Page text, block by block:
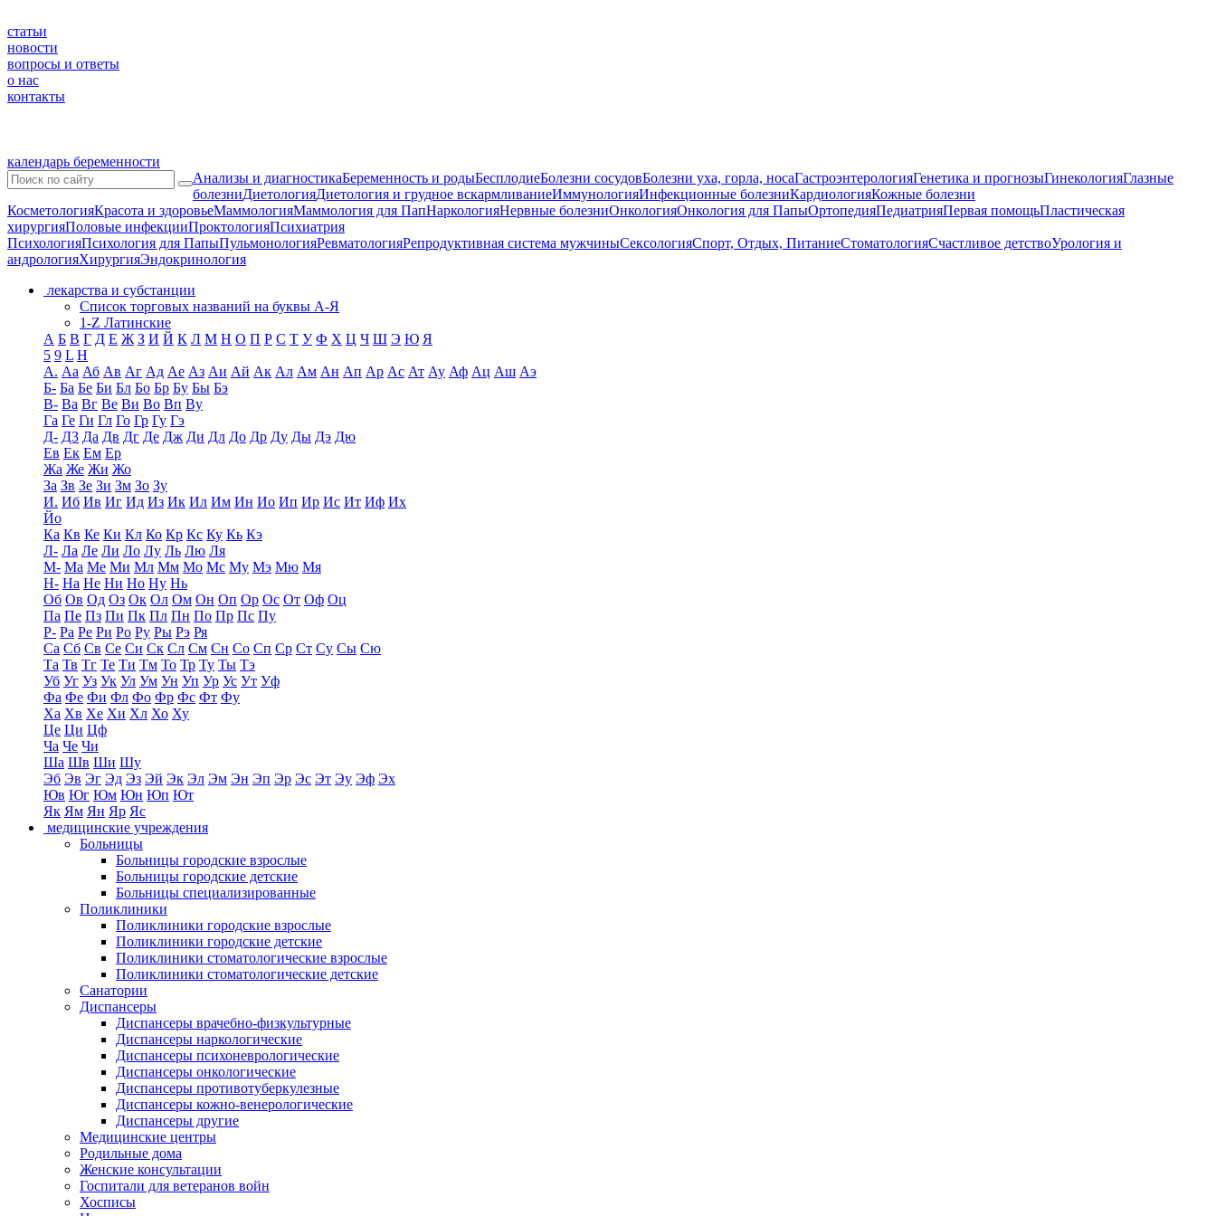
статьи
новости
вопросы и ответы
о нас
контакты
календарь беременности
Анализы и диагностикаБеременность и родыБесплодиеБолезни сосудовБолезни уха, горла, носаГастроэнтерологияГенетика и прогнозыГинекологияГлазные
болезниДиетологияДиетология и грудное вскармливаниеИммунологияИнфекционные болезниКардиологияКожные болезни
КосметологияКрасота и здоровьеМаммологияМаммология для ПапНаркологияНервные болезниОнкологияОнкология для ПапыОртопедияПедиатрияПервая помощьПластическая
хирургияПоловые инфекцииПроктологияПсихиатрия
ПсихологияПсихология для ПапыПульмонологияРевматологияРепродуктивная система мужчиныСексологияСпорт, Отдых, ПитаниеСтоматологияСчастливое детствоУрология и
андрологияХирургияЭндокринология
лекарства и субстанции
Список торговых названий на буквы А-Я
1-Z Латинские
А Б В Г Д Е Ж З И Й К Л М Н О П Р С Т У Ф Х Ц Ч Ш Э Ю Я
5 9 L H
А. Аа Аб Ав Аг Ад Ае Аз Аи Ай Ак Ал Ам Ан Ап Ар Ас Ат Ау Аф Ац Аш Аэ
Б- Ба Бе Би Бл Бо Бр Бу Бы Бэ
В- Ва Вг Ве Ви Во Вп Ву
Га Ге Ги Гл Го Гр Гу Гэ
Д- Д3 Да Дв Дг Де Дж Ди Дл До Др Ду Ды Дэ Дю
Ев Ек Ем Ер
Жа Же Жи Жо
За Зв Зе Зи Зм Зо Зу
И. Иб Ив Иг Ид Из Ик Ил Им Ин Ио Ип Ир Ис Ит Иф Их
Йо
Ка Кв Ке Ки Кл Ко Кр Кс Ку Кь Кэ
Л- Ла Ле Ли Ло Лу Ль Лю Ля
М- Ма Ме Ми Мл Мм Мо Мс Му Мэ Мю Мя
Н- На Не Ни Но Ну Нь
Об Ов Од Оз Ок Ол Ом Он Оп Ор Ос От Оф Оц
Па Пе Пз Пи Пк Пл Пн По Пр Пс Пу
Р- Ра Ре Ри Ро Ру Ры Рэ Ря
Са Сб Св Се Си Ск Сл См Сн Со Сп Ср Ст Су Сы Сю
Та Тв Тг Те Ти Тм То Тр Ту Ты Тэ
Уб Уг Уз Ук Ул Ум Ун Уп Ур Ус Ут Уф
Фа Фе Фи Фл Фо Фр Фс Фт Фу
Ха Хв Хе Хи Хл Хо Ху
Це Ци Цф
Ча Че Чи
Ша Шв Ши Шу
Эб Эв Эг Эд Эз Эй Эк Эл Эм Эн Эп Эр Эс Эт Эу Эф Эх
Юв Юг Юм Юн Юп Ют
Як Ям Ян Яр Яс
медицинские учреждения
Больницы
Больницы городские взрослые
Больницы городские детские
Больницы специализированные
Поликлиники
Поликлиники городские взрослые
Поликлиники городские детские
Поликлиники стоматологические взрослые
Поликлиники стоматологические детские
Санатории
Диспансеры
Диспансеры врачебно-физкультурные
Диспансеры наркологические
Диспансеры психоневрологические
Диспансеры онкологические
Диспансеры противотуберкулезные
Диспансеры кожно-венерологические
Диспансеры другие
Медицинские центры
Родильные дома
Женские консультации
Госпитали для ветеранов войн
Хосписы